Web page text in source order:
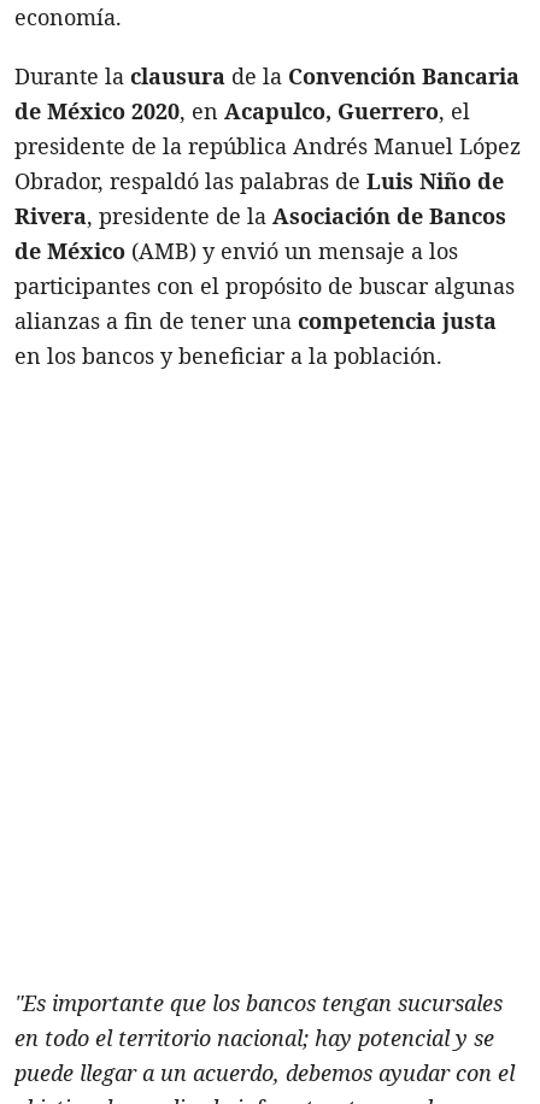
economía.
Durante la clausura de la Convención Bancaria
de México 2020, en Acapulco, Guerrero, el
presidente de la república Andrés Manuel López
Obrador, respaldó las palabras de Luis Niño de
Rivera, presidente de la Asociación de Bancos
de México (AMB) y envió un mensaje a los
participantes con el propósito de buscar algunas
alianzas a fin de tener una competencia justa
en los bancos y beneficiar a la población.
"Es importante que los bancos tengan sucursales
en todo el territorio nacional; hay potencial y se
puede llegar a un acuerdo, debemos ayudar con el